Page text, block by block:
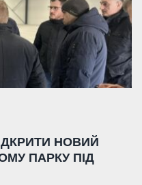
НОВИЙ
ПАРКУ ПІД